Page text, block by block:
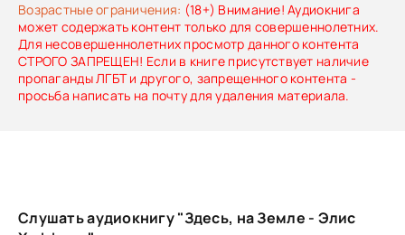
Возрастные ограничения: (18+) Внимание! Аудиокнига
может содержать контент только для совершеннолетних.
Для несовершеннолетних просмотр данного контента
СТРОГО ЗАПРЕЩЕН! Если в книге присутствует наличие
пропаганды ЛГБТ и другого, запрещенного контента -
просьба написать на почту для удаления материала.
Слушать аудиокнигу "Здесь, на Земле - Элис